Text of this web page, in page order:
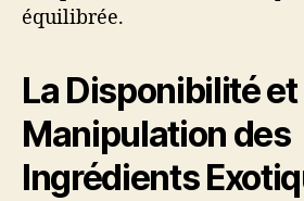
équilibrée.
La Disponibilité et
Manipulation des
Ingrédients